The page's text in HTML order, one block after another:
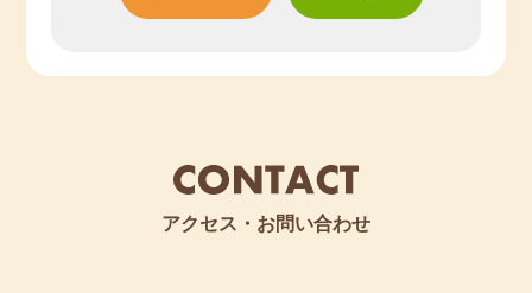
アクセス・お問い合わせ